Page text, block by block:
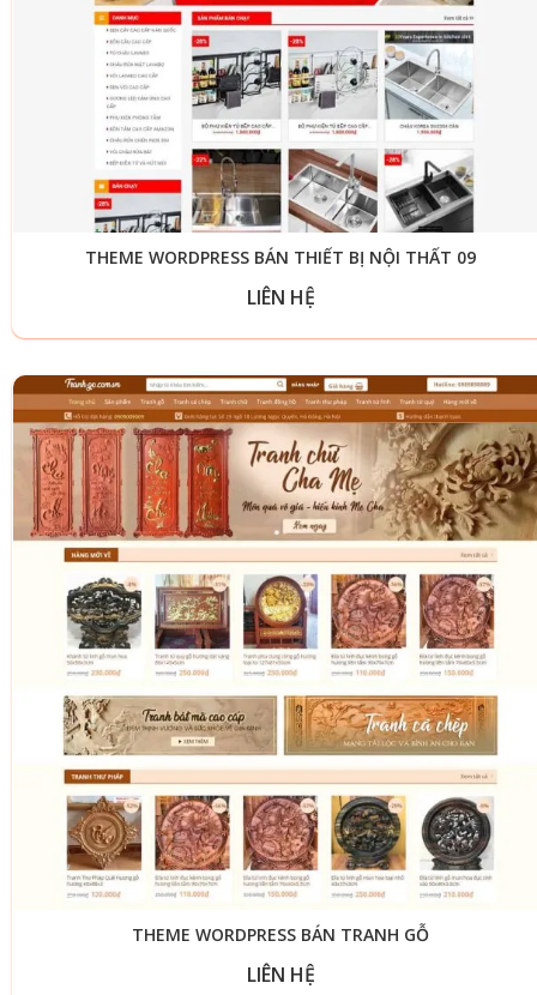
THEME WORDPRESS BÁN THIẾT BỊ NỘI THẤT 09
LIÊN HỆ
THEME WORDPRESS BÁN TRANH GỖ
LIÊN HỆ